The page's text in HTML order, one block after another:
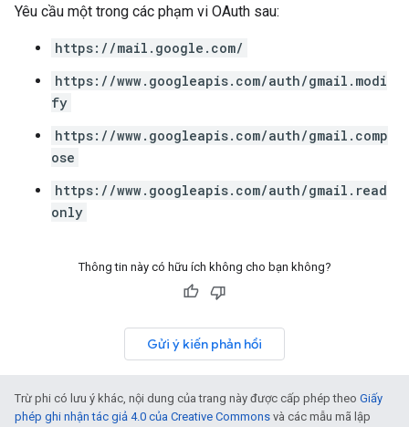
Yêu cầu một trong các phạm vi OAuth sau:
https://mail.google.com/
https://www.googleapis.com/auth/gmail.modi
fy
https://www.googleapis.com/auth/gmail.comp
ose
https://www.googleapis.com/auth/gmail.read
only
Thông tin này có hữu ích không cho bạn không?
Gửi ý kiến phản hồi
Trừ phi có lưu ý khác, nội dung của trang này được cấp phép theo Giấy
phép ghi nhận tác giả 4.0 của Creative Commons và các mẫu mã lập